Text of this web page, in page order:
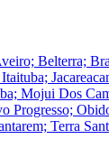
Belterra;
Mojui Dos
Progresso;
Terra